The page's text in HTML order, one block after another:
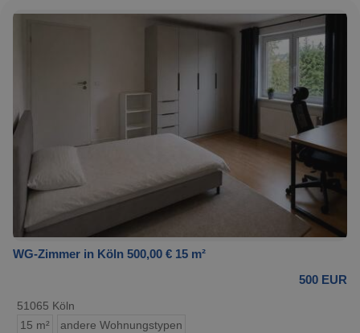
WG-Zimmer in Köln 500,00 € 15 m²
500 EUR
51065 Köln
15 m²
andere Wohnungstypen